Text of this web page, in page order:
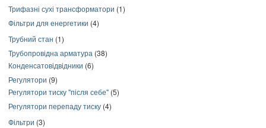
Трифазні сухі трансформатори (1)
Фільтри для енергетики (4)
Трубний стан (1)
Трубопровідна арматура (38)
Конденсатовідвідники (6)
Регулятори (9)
Регулятори тиску "після себе" (5)
Регулятори перепаду тиску (4)
Фільтри (3)